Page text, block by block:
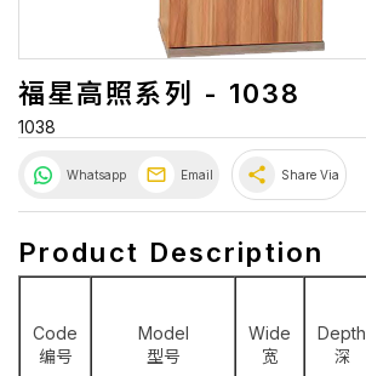
福星高照系列 - 1038
1038
Whatsapp Email share Share Via
Product Description
Code
编号
Model
型号
Wide
宽
Depth
深